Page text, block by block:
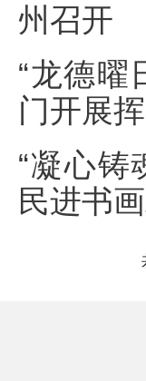
州召开
“龙德
门开展
“凝心
民进书